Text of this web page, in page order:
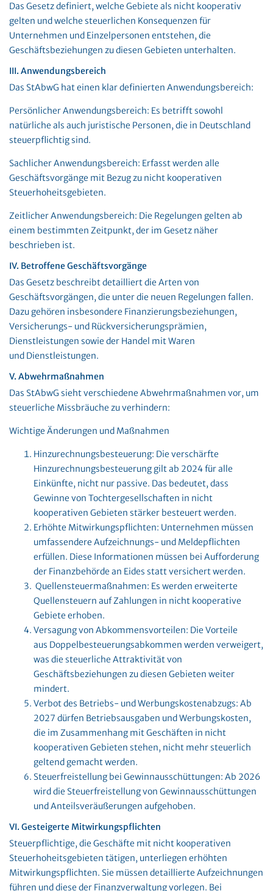
Das Gesetz definiert, welche Gebiete als nicht kooperativ
gelten und welche steuerlichen Konsequenzen für
Unternehmen und Einzelpersonen entstehen, die
Geschäftsbeziehungen zu diesen Gebieten unterhalten.
III. Anwendungsbereich
Das StAbwG hat einen klar definierten Anwendungsbereich:
Persönlicher Anwendungsbereich: Es betrifft sowohl
natürliche als auch juristische Personen, die in Deutschland
steuerpflichtig sind.
Sachlicher Anwendungsbereich: Erfasst werden alle
Geschäftsvorgänge mit Bezug zu nicht kooperativen
Steuerhoheitsgebieten.
Zeitlicher Anwendungsbereich: Die Regelungen gelten ab
einem bestimmten Zeitpunkt, der im Gesetz näher
beschrieben ist​.
IV. Betroffene Geschäftsvorgänge
Das Gesetz beschreibt detailliert die Arten von
Geschäftsvorgängen, die unter die neuen Regelungen fallen.
Dazu gehören insbesondere Finanzierungsbeziehungen,
Versicherungs- und Rückversicherungsprämien,
Dienstleistungen sowie der Handel mit Waren
und Dienstleistungen​.
V. Abwehrmaßnahmen
Das StAbwG sieht verschiedene Abwehrmaßnahmen vor, um
steuerliche Missbräuche zu verhindern:
Wichtige Änderungen und Maßnahmen
Hinzurechnungsbesteuerung: Die verschärfte
Hinzurechnungsbesteuerung gilt ab 2024 für alle
Einkünfte, nicht nur passive. Das bedeutet, dass
Gewinne von Tochtergesellschaften in nicht
kooperativen Gebieten stärker besteuert werden.
Erhöhte Mitwirkungspflichten: Unternehmen müssen
umfassendere Aufzeichnungs- und Meldepflichten
erfüllen. Diese Informationen müssen bei Aufforderung
der Finanzbehörde an Eides statt versichert werden.
Quellensteuermaßnahmen: Es werden erweiterte
Quellensteuern auf Zahlungen in nicht kooperative
Gebiete erhoben.
Versagung von Abkommensvorteilen: Die Vorteile
aus Doppelbesteuerungsabkommen werden verweigert,
was die steuerliche Attraktivität von
Geschäftsbeziehungen zu diesen Gebieten weiter
mindert.
Verbot des Betriebs- und Werbungskostenabzugs: Ab
2027 dürfen Betriebsausgaben und Werbungskosten,
die im Zusammenhang mit Geschäften in nicht
kooperativen Gebieten stehen, nicht mehr steuerlich
geltend gemacht werden.
Steuerfreistellung bei Gewinnausschüttungen: Ab 2026
wird die Steuerfreistellung von Gewinnausschüttungen
und Anteilsveräußerungen aufgehoben.
VI. Gesteigerte Mitwirkungspflichten
Steuerpflichtige, die Geschäfte mit nicht kooperativen
Steuerhoheitsgebieten tätigen, unterliegen erhöhten
Mitwirkungspflichten. Sie müssen detaillierte Aufzeichnungen
führen und diese der Finanzverwaltung vorlegen. Bei